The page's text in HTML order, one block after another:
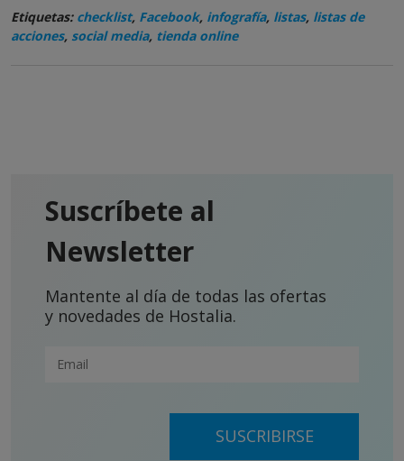
Etiquetas: checklist, Facebook, infografía, listas, listas de
acciones, social media, tienda online
Suscríbete al
Newsletter
Mantente al día de todas las ofertas
y novedades de Hostalia.
SUSCRIBIRSE